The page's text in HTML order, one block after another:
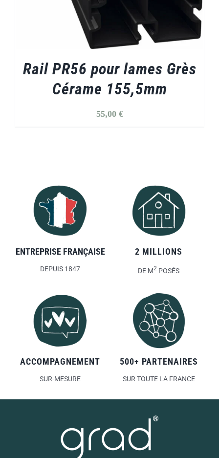
Rail PR56 pour lames Grès
Cérame 155,5mm
55,00 €
ENTREPRISE FRANÇAISE
DEPUIS 1847
2 MILLIONS
DE M2 POSÉS
ACCOMPAGNEMENT
SUR-MESURE
500+ PARTENAIRES
SUR TOUTE LA FRANCE